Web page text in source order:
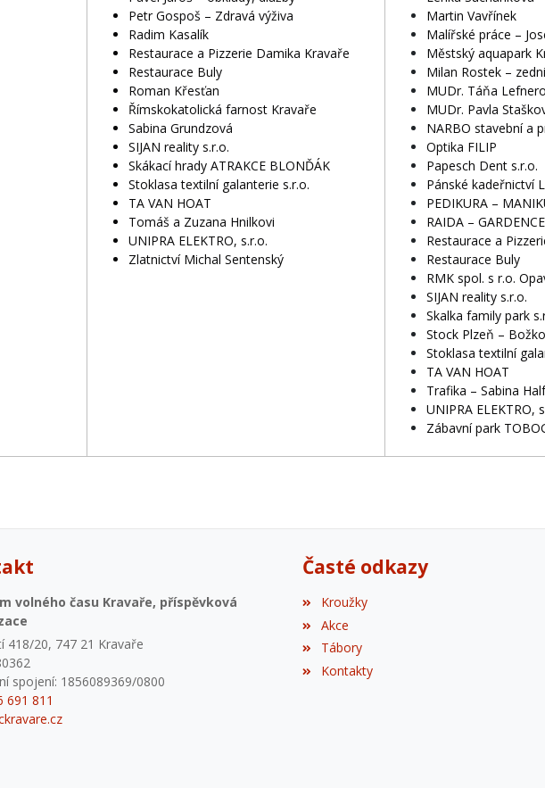
Petr Gospoš – Zdravá výživa
Radim Kasalík
Restaurace a Pizzerie Damika Kravaře
Restaurace Buly
Roman Křesťan
Římskokatolická farnost Kravaře
Sabina Grundzová
SIJAN reality s.r.o.
Skákací hrady ATRAKCE BLONĎÁK
Stoklasa textilní galanterie s.r.o.
TA VAN HOAT
Tomáš a Zuzana Hnilkovi
UNIPRA ELEKTRO, s.r.o.
Zlatnictví Michal Sentenský
Martin Vavřínek
Malířské práce –
Městský aquapark
Milan Rostek –
MUDr. Táňa
MUDr. Pavla
NARBO stavební a
Optika FILIP
Papesch Dent s.r.o.
Pánské kadeřnictví
PEDIKURA –
RAIDA –
Restaurace a
Restaurace Buly
RMK spol. s r.o.
SIJAN reality s.r.o.
Skalka family park
Stock Plzeň –
Stoklasa textilní
TA VAN HOAT
Trafika – Sabina
UNIPRA ELEKTRO,
Zábavní park
volného času Kravaře, příspěvková
418/20, 747 21 Kravaře
spojení: 1856089369/0800
691 811
Časté odkazy
Kroužky
Akce
Tábory
Kontakty